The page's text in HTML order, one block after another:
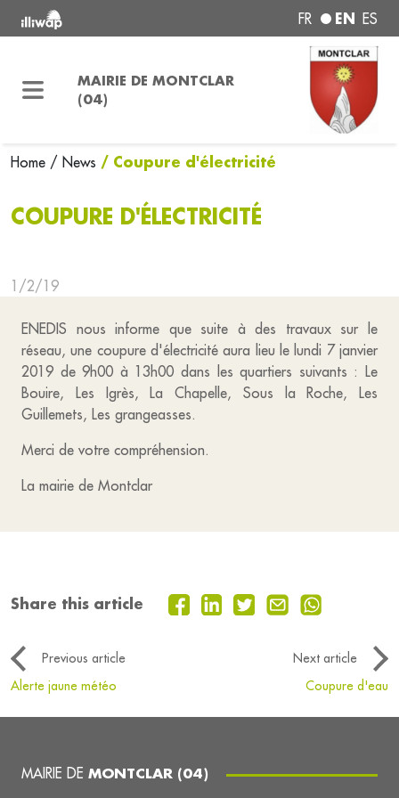
FR EN ES
MAIRIE DE MONTCLAR
(04)
Home / News / Coupure d'électricité
COUPURE D'ÉLECTRICITÉ
1/2/19
ENEDIS nous informe que suite à des travaux sur le
réseau, une coupure d'électricité aura lieu le lundi 7 janvier
2019 de 9h00 à 13h00 dans les quartiers suivants : Le
Bouire, Les Igrès, La Chapelle, Sous la Roche, Les
Guillemets, Les grangeasses.
Merci de votre compréhension.
La mairie de Montclar
Share this article
Previous article
Next article
Alerte jaune météo
Coupure d'eau
MAIRIE DE MONTCLAR (04)